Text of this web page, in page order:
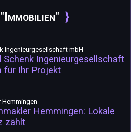
Ingenieurgesellschaft mbH
Schenk Ingenieurgesellschaft
für Ihr Projekt
Hemmingen
Hemmingen: Lokale
zählt